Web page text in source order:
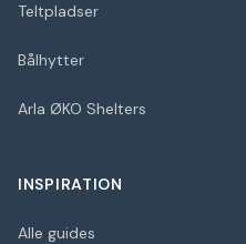
Teltpladser
Bålhytter
Arla ØKO Shelters
INSPIRATION
Alle guides